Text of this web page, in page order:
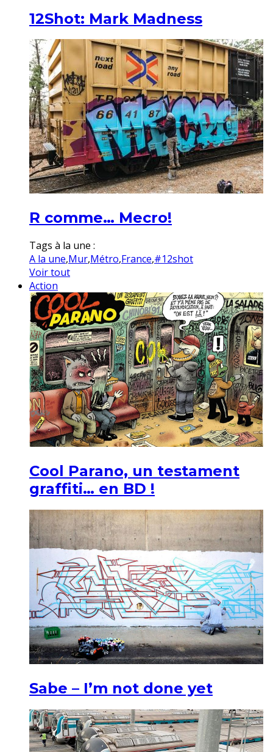
12Shot: Mark Madness
R comme… Mecro!
Tags à la une :
A la une,Mur,Métro,France,#12shot
Voir tout
Action
Cool Parano, un testament
graffiti… en BD !
Sabe – I’m not done yet